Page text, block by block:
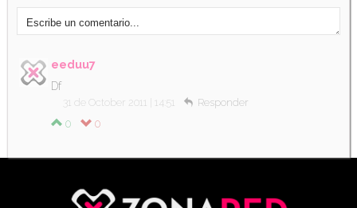
eeduu7
Df
31 de October 2011 | 14:51 Responder
0 0